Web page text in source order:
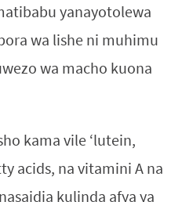
yanayotolewa
wa lishe ni muhimu
wa macho kuona
kama vile ‘lutein,
acids, na vitamini A na
kulinda afya ya